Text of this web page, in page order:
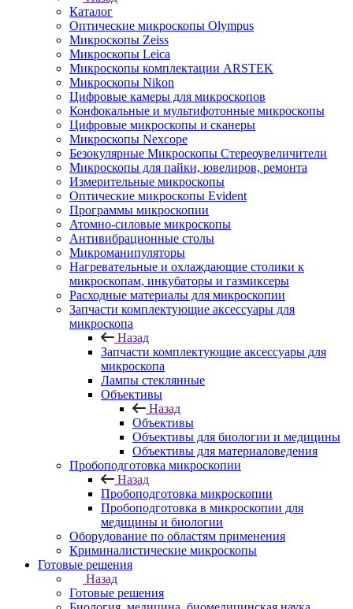
Каталог
Оптические микроскопы Olympus
Микроскопы Zeiss
Микроскопы Leica
Микроскопы комплектации ARSTEK
Микроскопы Nikon
Цифровые камеры для микроскопов
Конфокальные и мультифотонные микроскопы
Цифровые микроскопы и сканеры
Микроскопы Nexcope
Безокулярные Микроскопы Стереоувеличители
Микроскопы для пайки, ювелиров, ремонта
Измерительные микроскопы
Оптические микроскопы Evident
Программы микроскопии
Атомно-силовые микроскопы
Антивибрационные столы
Микроманипуляторы
Нагревательные и охлаждающие столики к
микроскопам, инкубаторы и газмиксеры
Расходные материалы для микроскопии
Запчасти комплектующие аксессуары для
микроскопа
Назад
Запчасти комплектующие аксессуары для
микроскопа
Лампы стеклянные
Объективы
Назад
Объективы
Объективы для биологии и медицины
Объективы для материаловедения
Пробоподготовка микроскопии
Назад
Пробоподготовка микроскопии
Пробоподготовка в микроскопии для
медицины и биологии
Оборудование по областям применения
Криминалистические микроскопы
Готовые решения
Назад
Готовые решения